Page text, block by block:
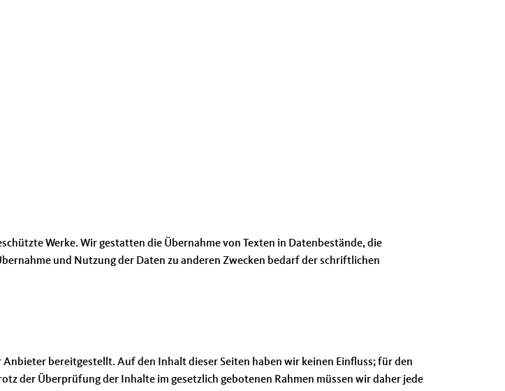
Werke. Wir gestatten die Übernahme von Texten in Datenbestände, die
und Nutzung der Daten zu anderen Zwecken bedarf der schriftlichen
bereitgestellt. Auf den Inhalt dieser Seiten haben wir keinen Einfluss; für den
der Überprüfung der Inhalte im gesetzlich gebotenen Rahmen müssen wir daher jede